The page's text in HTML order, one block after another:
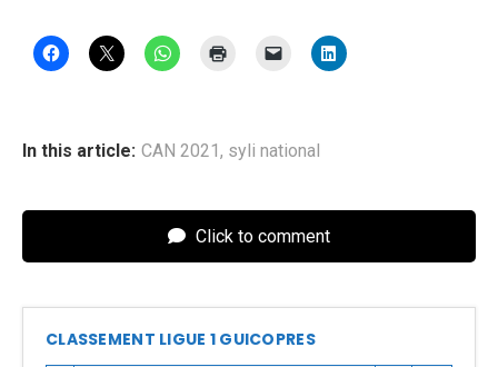
In this article: CAN 2021 , syli national
Click to comment
CLASSEMENT LIGUE 1 GUICOPRES